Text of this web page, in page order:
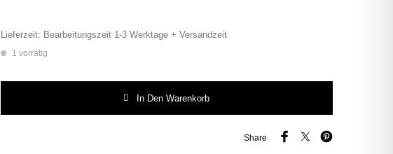
Lieferzeit: Bearbeitungszeit 1-3 Werktage + Versandzeit
1 vorrätig
In Den Warenkorb
Share